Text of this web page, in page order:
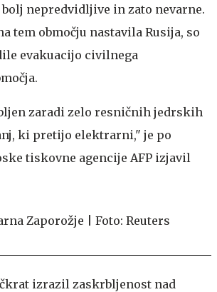
bolj nepredvidljive in zato nevarne.
tem območju nastavila Rusija, so
evakuacijo civilnega
zaradi zelo resničnih jedrskih
ki pretijo elektrarni," je po
tiskovne agencije AFP izjavil
izrazil zaskrbljenost nad